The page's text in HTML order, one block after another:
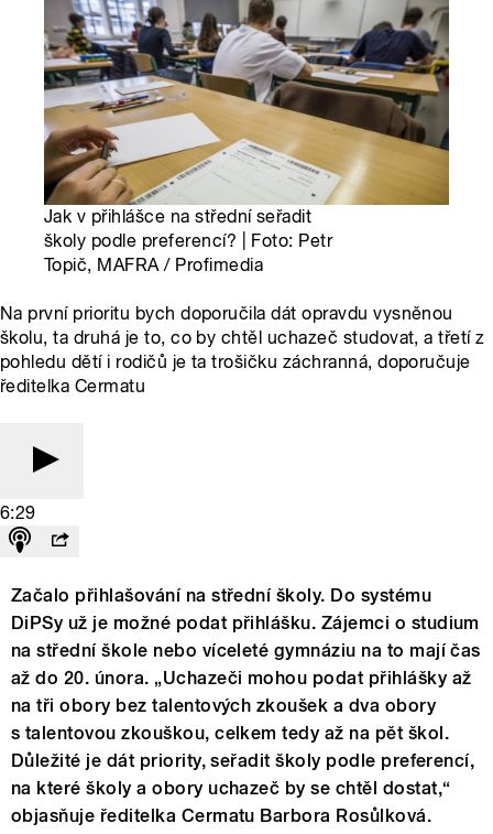
Jak v přihlášce na střední seřadit
školy podle preferencí? | Foto: Petr
Topič, MAFRA / Profimedia
Na první prioritu bych doporučila dát opravdu vysněnou
školu, ta druhá je to, co by chtěl uchazeč studovat, a třetí z
pohledu dětí i rodičů je ta trošičku záchranná, doporučuje
ředitelka Cermatu
6:29
Začalo přihlašování na střední školy. Do systému
DiPSy už je možné podat přihlášku. Zájemci o studium
na střední škole nebo víceleté gymnáziu na to mají čas
až do 20. února. „Uchazeči mohou podat přihlášky až
na tři obory bez talentových zkoušek a dva obory
s talentovou zkouškou, celkem tedy až na pět škol.
Důležité je dát priority, seřadit školy podle preferencí,
na které školy a obory uchazeč by se chtěl dostat,“
objasňuje ředitelka Cermatu Barbora Rosůlková.